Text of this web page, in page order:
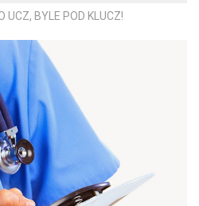
UCZ, BYLE POD KLUCZ!